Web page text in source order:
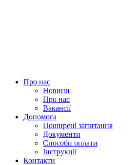
Про нас
Новини
Про нас
Вакансії
Допомога
Поширені запитання
Документи
Способи оплати
Інструкції
Контакти